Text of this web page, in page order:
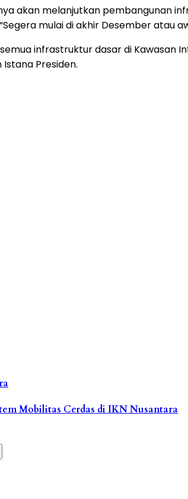
akan melanjutkan pembangunan
mulai di akhir Desember atau
infrastruktur dasar di Kawasan
Presiden.
Mobilitas Cerdas di IKN Nusantara